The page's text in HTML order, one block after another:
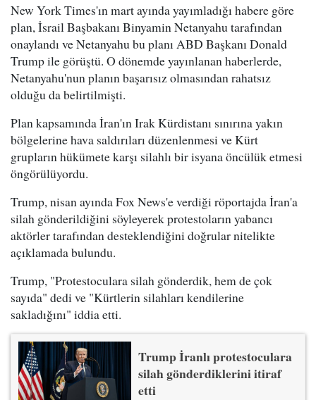
New York Times'ın mart ayında yayımladığı habere göre
plan, İsrail Başbakanı Binyamin Netanyahu tarafından
onaylandı ve Netanyahu bu planı ABD Başkanı Donald
Trump ile görüştü. O dönemde yayınlanan haberlerde,
Netanyahu'nun planın başarısız olmasından rahatsız
olduğu da belirtilmişti.
Plan kapsamında İran'ın Irak Kürdistanı sınırına yakın
bölgelerine hava saldırıları düzenlenmesi ve Kürt
grupların hükümete karşı silahlı bir isyana öncülük etmesi
öngörülüyordu.
Trump, nisan ayında Fox News'e verdiği röportajda İran'a
silah gönderildiğini söyleyerek protestoların yabancı
aktörler tarafından desteklendiğini doğrular nitelikte
açıklamada bulundu.
Trump, "Protestoculara silah gönderdik, hem de çok
sayıda" dedi ve "Kürtlerin silahları kendilerine
sakladığını" iddia etti.
Trump İranlı protestoculara
silah gönderdiklerini itiraf
etti